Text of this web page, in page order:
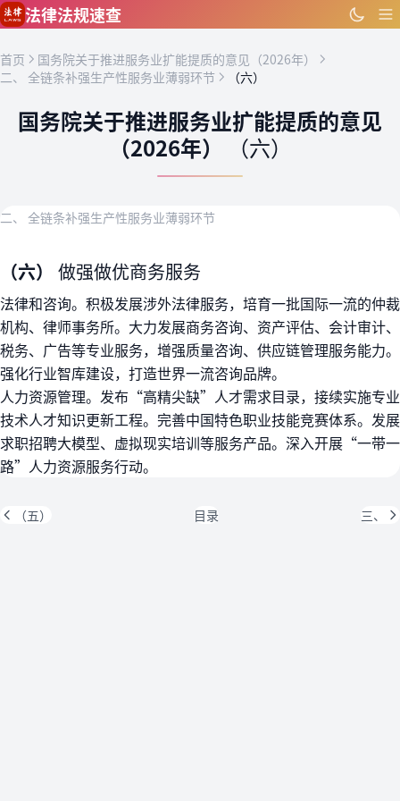
跳到主要内容
法律法规速查
首页
国务院关于推进服务业扩能提质的意见（2026年）
二、 全链条补强生产性服务业薄弱环节
（六）
国务院关于推进服务业扩能提质的意见
（2026年）
（六）
二、 全链条补强生产性服务业薄弱环节
（六） 做强做优商务服务
法律和咨询。积极发展涉外法律服务，培育一批国际一流的仲裁
机构、律师事务所。大力发展商务咨询、资产评估、会计审计、
税务、广告等专业服务，增强质量咨询、供应链管理服务能力。
强化行业智库建设，打造世界一流咨询品牌。
人力资源管理。发布“高精尖缺”人才需求目录，接续实施专业
技术人才知识更新工程。完善中国特色职业技能竞赛体系。发展
求职招聘大模型、虚拟现实培训等服务产品。深入开展“一带一
路”人力资源服务行动。
（五） 目录 三、